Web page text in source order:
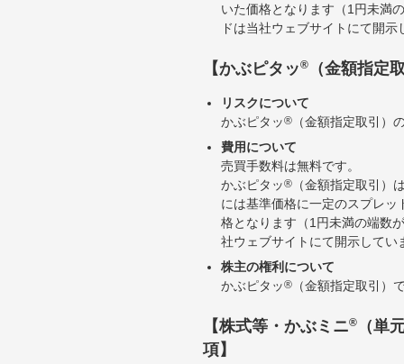
いた価格となります（1円未満
ドは当社ウェブサイトにて開
【かぶピタッ® （金額指定
リスクについて
かぶピタッ®
（金額指定取引）
費用について
売買手数料は無料です。
かぶピタッ®
（金額指定取引）
には基準価格に一定のスプレ
格となります（1円未満の端数
社ウェブサイトにて開示して
株主の権利について
かぶピタッ® （金額指定取引）
【株式等・かぶミニ®
（単
項】